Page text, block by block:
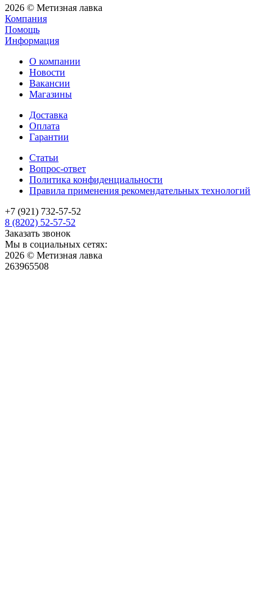
2026 © Метизная лавка
Компания
Помощь
Информация
О компании
Новости
Вакансии
Магазины
Доставка
Оплата
Гарантии
Статьи
Вопрос-ответ
Политика конфиденциальности
Правила применения рекомендательных технологий
+7 (921) 732-57-52
8 (8202) 52-57-52
Заказать звонок
Мы в социальных сетях:
2026 © Метизная лавка
263965508